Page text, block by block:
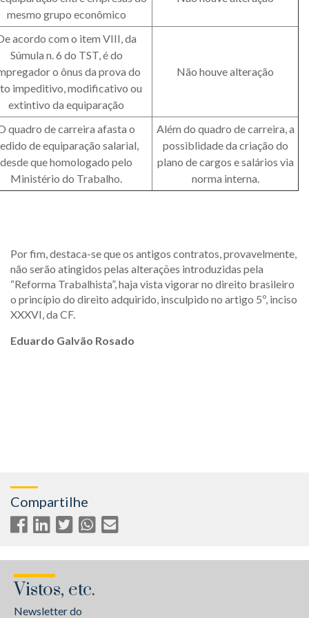
mesmo grupo econômico
acordo com o item VIII, da
Súmula n. 6 do TST, é do
o ônus da prova do
impeditivo, modificativo ou
extintivo da equiparação
Não houve alteração
quadro de carreira afasta o
de equiparação salarial,
desde que homologado pelo
Ministério do Trabalho.
Além do quadro de carreira, a
possiblidade da criação do
plano de cargos e salários via
norma interna.
Por fim, destaca-se que os antigos contratos, provavelmente,
não serão atingidos pelas alterações introduzidas pela
“Reforma Trabalhista”, haja vista vigorar no direito brasileiro
o princípio do direito adquirido, insculpido no artigo 5º, inciso
XXXVI, da CF.
Eduardo Galvão Rosado
Compartilhe
Vistos, etc.
Newsletter do